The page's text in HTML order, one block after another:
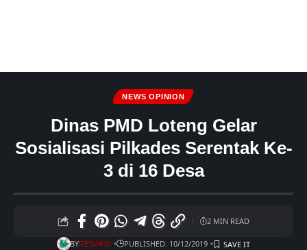
NEWS OPINION
Dinas PMD Loteng Gelar
Sosialisasi Pilkades Serentak Ke-
3 di 16 Desa
BYREDAKSI PUBLISHED: 10/12/2019
2 MIN READ